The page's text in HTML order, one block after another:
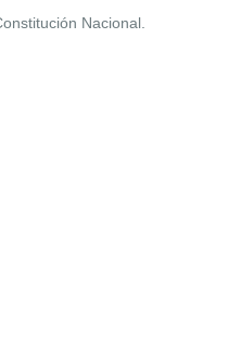
Nacional.